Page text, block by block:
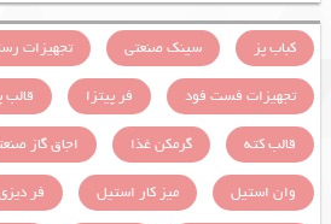
کباب پز سینک صنعتی
تجهیزات
تجهیزات فست فود
فر پیتزا قالب
قالب کته
گرمکن غذا اجاق گاز
وان استیل
میز کار استیل فر